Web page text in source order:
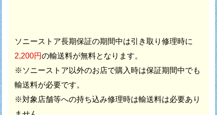
ソニーストア長期保証の期間中は引き取り修理時に
2,200円の輸送料が無料となります。
※ソニーストア以外のお店で購入時は保証期間中でも
輸送料が必要です。
※対象店舗等への持ち込み修理時は輸送料は必要あり